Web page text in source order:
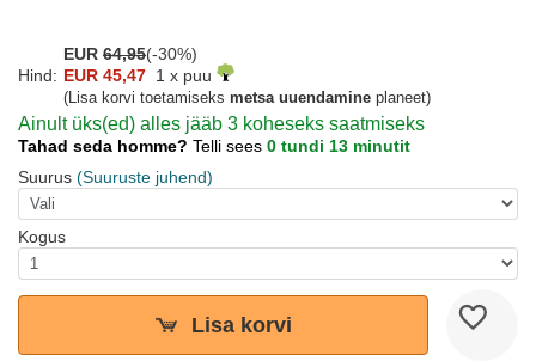
EUR 64,95(-30%)
Hind: EUR 45,47 1 x puu
(Lisa korvi toetamiseks metsa uuendamine planeet)
Ainult üks(ed) alles jääb 3 koheseks saatmiseks
Tahad seda homme? Telli sees 0 tundi 13 minutit
Suurus (Suuruste juhend)
Kogus
Lisa korvi